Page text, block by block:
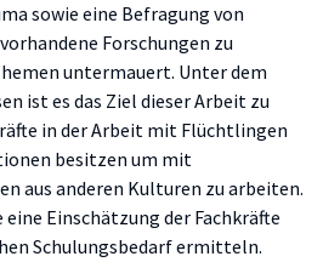
sowie eine Befragung von
Forschungen zu
untermauert. Unter dem
ist es das Ziel dieser Arbeit zu
in der Arbeit mit Flüchtlingen
besitzen um mit
aus anderen Kulturen zu arbeiten.
Einschätzung der Fachkräfte
Schulungsbedarf ermitteln.